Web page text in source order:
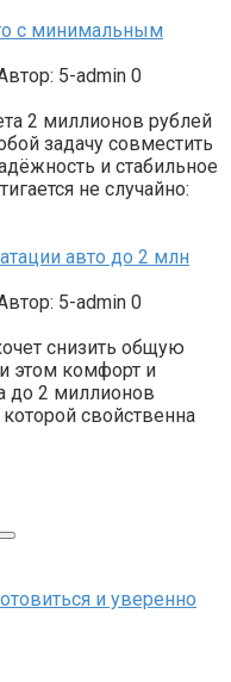
с минимальным
5-admin 0
2 миллионов рублей
задачу совместить
и стабильное
не случайно:
авто до 2 млн
5-admin 0
снизить общую
этом комфорт и
до 2 миллионов
свойственна
и уверенно